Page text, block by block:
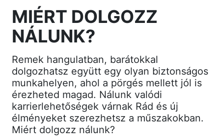
MIÉRT DOLGOZZ
NÁLUNK?
Remek hangulatban, barátokkal
dolgozhatsz együtt egy olyan biztonságos
munkahelyen, ahol a pörgés mellett jól is
érezheted magad. Nálunk valódi
karrierlehetőségek várnak Rád és új
élményeket szerezhetsz a műszakokban.
Miért dolgozz nálunk?